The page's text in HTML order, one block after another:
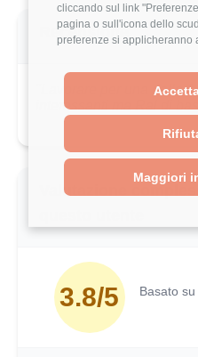
cliccando sul link
pagina o sull'icona dello
preferenze si applicheranno
Maggiori
Recensione
"Lavorare per una delle
interessanti ma Ral di
Valutazione
3.8/5 Basato